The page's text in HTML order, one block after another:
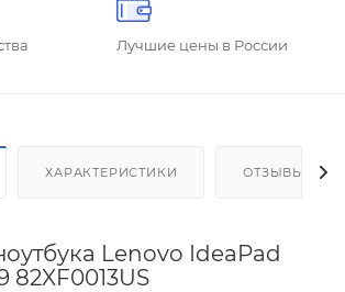
Лучшие цены в России
ХАРАКТЕРИСТИКИ ОТЗЫВЫ
Lenovo IdeaPad
82XF0013US